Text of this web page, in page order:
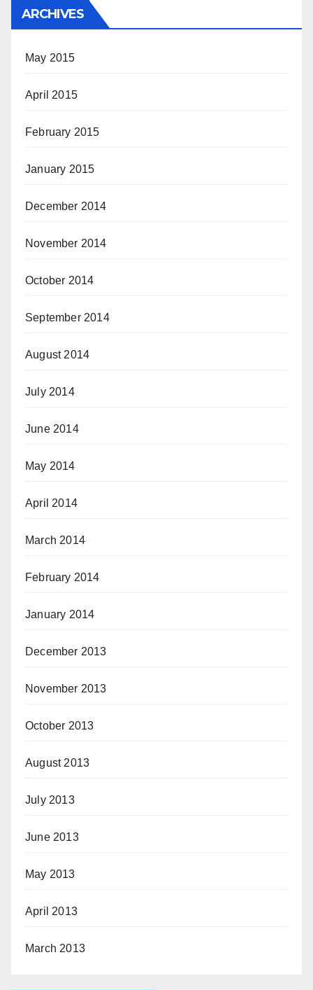
ARCHIVES
May 2015
April 2015
February 2015
January 2015
December 2014
November 2014
October 2014
September 2014
August 2014
July 2014
June 2014
May 2014
April 2014
March 2014
February 2014
January 2014
December 2013
November 2013
October 2013
August 2013
July 2013
June 2013
May 2013
April 2013
March 2013